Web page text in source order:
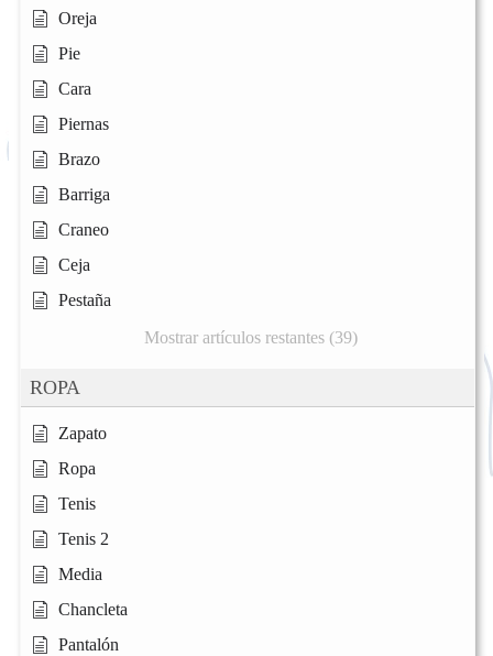
Oreja
Pie
Cara
Piernas
Brazo
Barriga
Craneo
Ceja
Pestaña
Mostrar artículos restantes (39)
ROPA
Zapato
Ropa
Tenis
Tenis 2
Media
Chancleta
Pantalón